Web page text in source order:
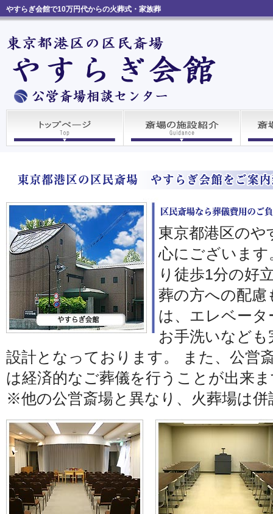
やすらぎ会館で10万円代からの火葬式・家族葬
東京都港区のや
心にございます
り徒歩1分の好
葬の方への配慮
は、エレベー
お手洗いなど
設計となっております。 また、公営
は経済的なご葬儀を行うことが出来
※他の公営斎場と異なり、火葬場は